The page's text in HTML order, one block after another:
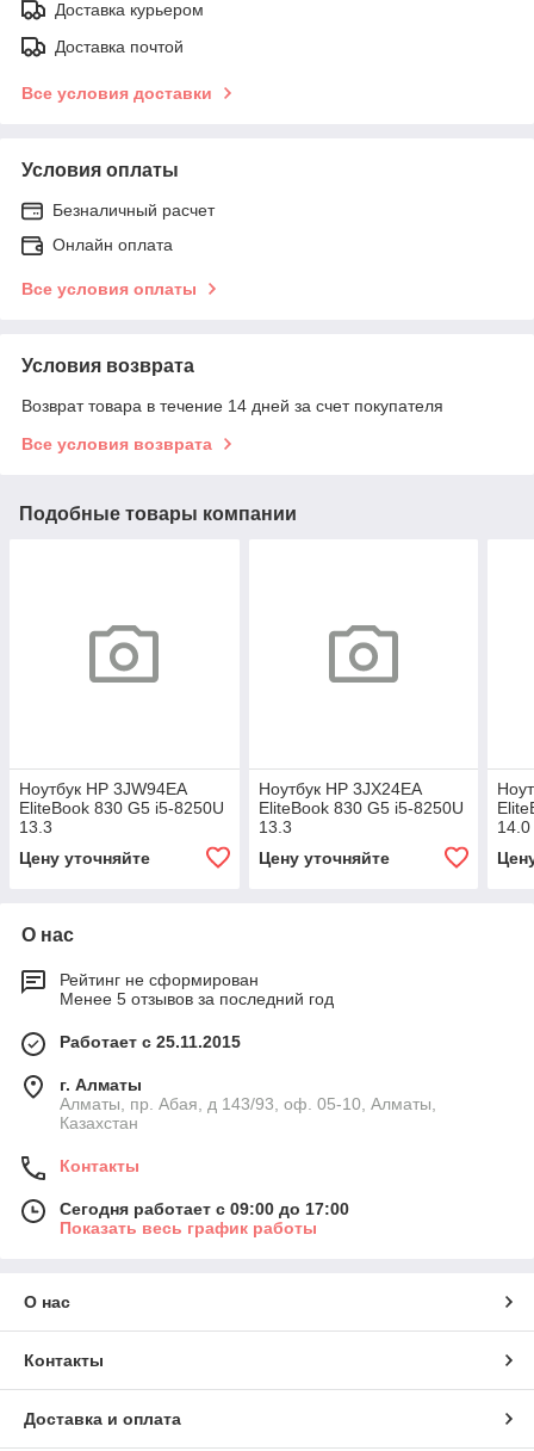
Доставка курьером
Доставка почтой
Все условия доставки
Условия оплаты
Безналичный расчет
Онлайн оплата
Все условия оплаты
Условия возврата
Возврат товара в течение 14 дней за счет покупателя
Все условия возврата
Подобные товары компании
Ноутбук HP 3JW94EA
EliteBook 830 G5 i5-8250U
13.3
Цену уточняйте
Ноутбук HP 3JX24EA
EliteBook 830 G5 i5-8250U
13.3
Цену уточняйте
14.0
О нас
Рейтинг не сформирован
Менее 5 отзывов за последний год
Работает с 25.11.2015
г. Алматы
Алматы, пр. Абая, д 143/93, оф. 05-10, Алматы,
Казахстан
Контакты
Сегодня работает с 09:00 до 17:00
Показать весь график работы
О нас
Контакты
Доставка и оплата